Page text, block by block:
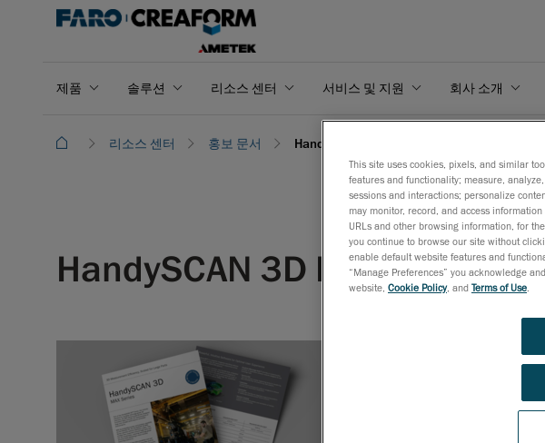
제품 솔루션 리소스 센터 서비스 및 지원 회사 소개
리소스 센터 홍보 문서 HandySCAN 3D MAX 시리즈
HandySCAN 3D MAX 시리즈™
HandySCAN 3D MAX Series™는 어
This site uses cookies, pixels, and similar
features and functionality; measure,
sessions and interactions; personalize
may monitor, record, and access
URLs and other browsing information, for
you continue to browse our site without
enable default website features and
“Manage Preferences” you acknowledge
website, Cookie Policy, and Terms of Use